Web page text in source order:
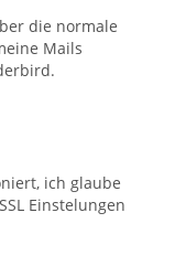
die normale
Mails
ich glaube
Einstelungen